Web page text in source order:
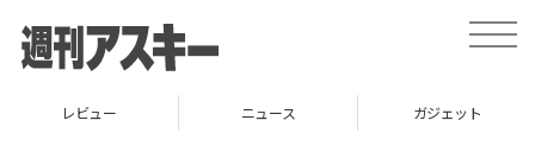
toggle
レビュー ニュース ガジェット